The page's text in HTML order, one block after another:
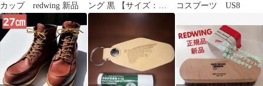
カップ redwing 新品
ング 黒 【サイズ：
26.5cm】
コスブーツ US8